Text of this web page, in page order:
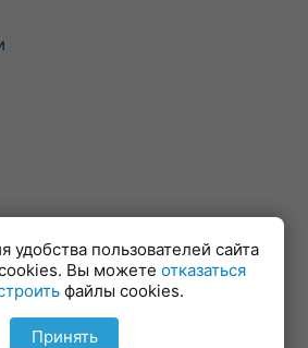
удобства пользователей сайта
Вы можете отказаться
файлы cookies.
Принять